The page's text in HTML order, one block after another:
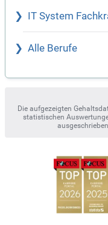
IT System
Alle Berufe
Die aufgezeigten
statistischen